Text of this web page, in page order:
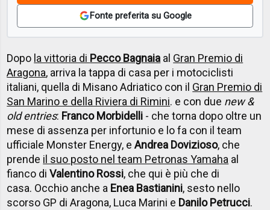
Fonte preferita su Google
Dopo la vittoria di Pecco Bagnaia al Gran Premio di
Aragona, arriva la tappa di casa per i motociclisti
italiani, quella di Misano Adriatico con il Gran Premio di
San Marino e della Riviera di Rimini. e con due new &
old entries: Franco Morbidelli - che torna dopo oltre un
mese di assenza per infortunio e lo fa con il team
ufficiale Monster Energy, eAndrea Dovizioso, che
prende il suo posto nel team Petronas Yamaha al
fianco diValentino Rossi, che qui è più che di
casa. Occhio anche a Enea Bastianini, sesto nello
scorso GP di Aragona, Luca Marini e Danilo Petrucci.